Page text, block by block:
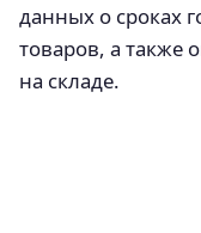
данных о сроках
товаров, а также
на складе.